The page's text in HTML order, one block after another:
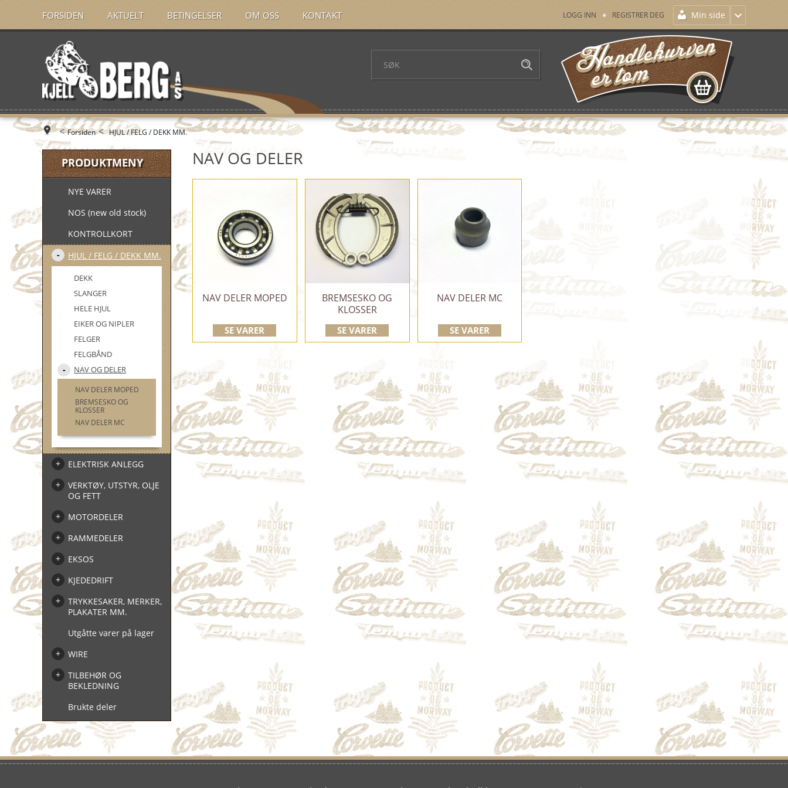
FORSIDEN AKTUELT BETINGELSER OM OSS KONTAKT Min side
LOGG INN REGISTRER DEG
HANDLEKURVEN ER TOM
< Forsiden < HJUL / FELG / DEKK MM.
PRODUKTMENY
NYE VARER
NOS (new old stock)
KONTROLLKORT
HJUL / FELG / DEKK MM.
DEKK
SLANGER
HELE HJUL
EIKER OG NIPLER
FELGER
FELGBÅND
NAV OG DELER
NAV DELER MOPED
BREMSESKO OG
KLOSSER
NAV DELER MC
ELEKTRISK ANLEGG
VERKTØY, UTSTYR, OLJE
OG FETT
MOTORDELER
RAMMEDELER
EKSOS
KJEDEDRIFT
TRYKKESAKER, MERKER,
PLAKATER MM.
Utgåtte varer på lager
WIRE
TILBEHØR OG
BEKLEDNING
Brukte deler
NAV OG DELER
NAV DELER MOPED
SE VARER
BREMSESKO OG
KLOSSER
SE VARER
NAV DELER MC
SE VARER